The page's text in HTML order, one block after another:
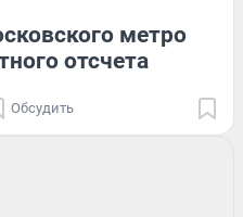
метро
отсчета
Обсудить